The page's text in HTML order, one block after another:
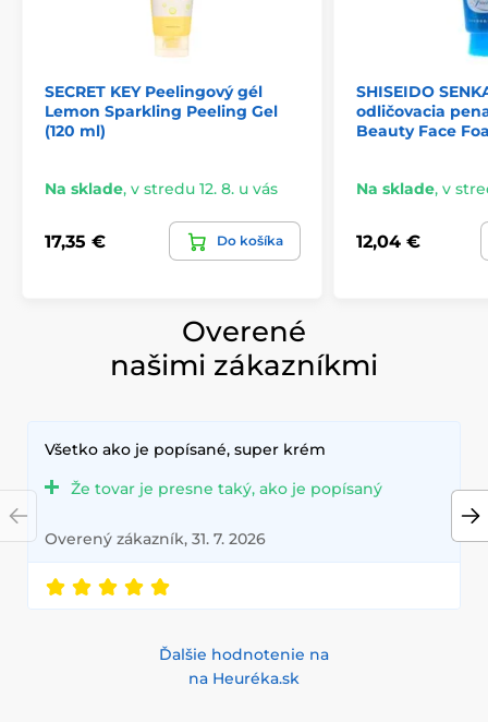
SECRET KEY Peelingový gél
Lemon Sparkling Peeling Gel
(120 ml)
Na sklade, v stredu 12. 8. u vás
17,35 € Do košíka
SHISEIDO
odličovacia
Beauty Face
Na sklade, v
12,04 €
Overené
našimi zákazníkmi
Všetko ako je popísané, super krém
Že tovar je presne taký, ako je popísaný
Overený zákazník, 31. 7. 2026
Ďalšie hodnotenie na
na Heuréka.sk